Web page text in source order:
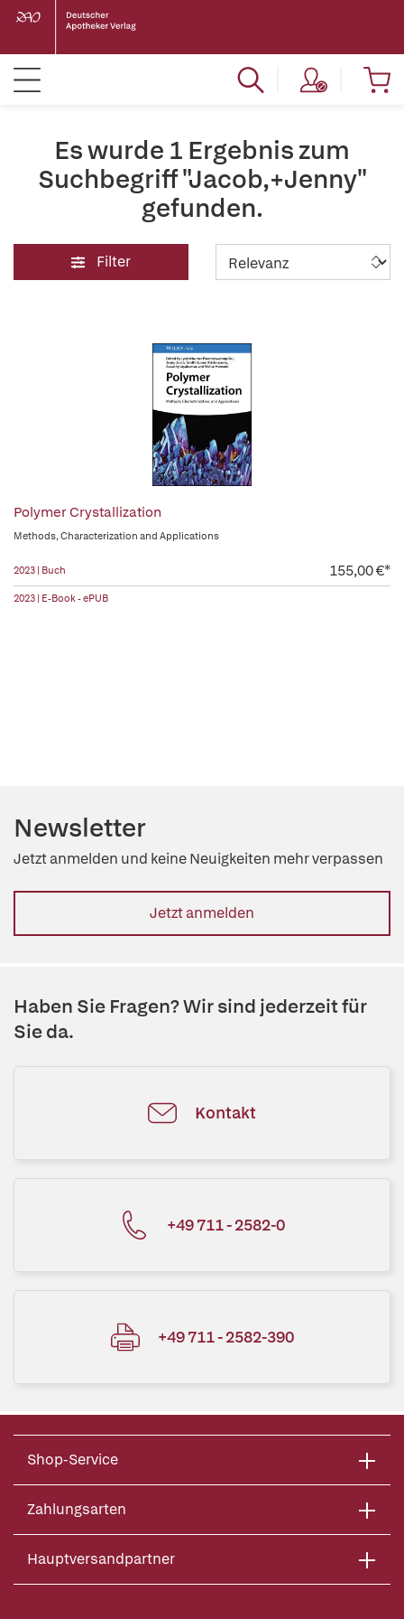
Es wurde 1 Ergebnis zum
Suchbegriff "Jacob,+Jenny"
gefunden.
Filter
Polymer Crystallization
Methods, Characterization and Applications
2023 | Buch 155,00 €*
2023 | E-Book - ePUB
Newsletter
Jetzt anmelden und keine Neuigkeiten mehr verpassen
Jetzt anmelden
Haben Sie Fragen? Wir sind jederzeit für
Sie da.
Kontakt
+49 711 - 2582-0
+49 711 - 2582-390
Shop-Service
Zahlungsarten
Hauptversandpartner